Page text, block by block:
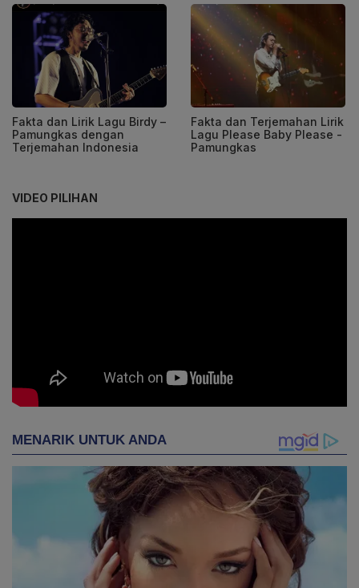
Fakta dan Lirik Lagu Birdy –
Pamungkas dengan
Terjemahan Indonesia
Fakta dan Terjemahan Lirik
Lagu Please Baby Please -
Pamungkas
VIDEO PILIHAN